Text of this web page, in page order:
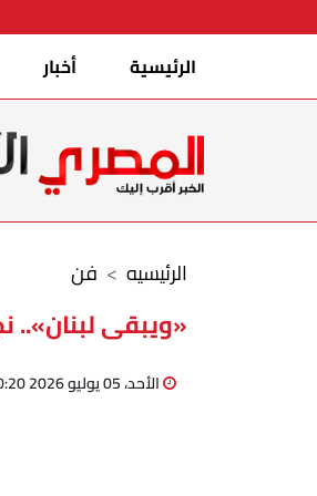
الرئيسية أخبار
فن الرئيسيه
«ويبقى لبنان»..
الأحد، 05 يوليو 2026 10:20 ص